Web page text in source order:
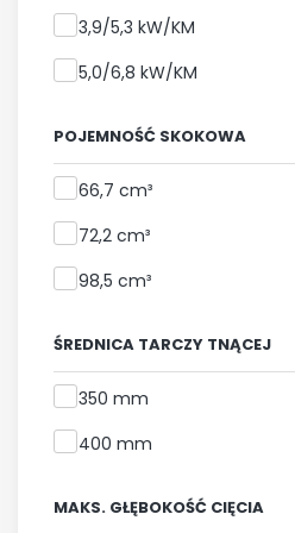
3,9/5,3 kW/KM
5,0/6,8 kW/KM
POJEMNOŚĆ SKOKOWA
Pojemność skokowa
66,7 cm³
72,2 cm³
98,5 cm³
ŚREDNICA TARCZY TNĄCEJ
Średnica tarczy tnącej
350 mm
400 mm
MAKS. GŁĘBOKOŚĆ CIĘCIA